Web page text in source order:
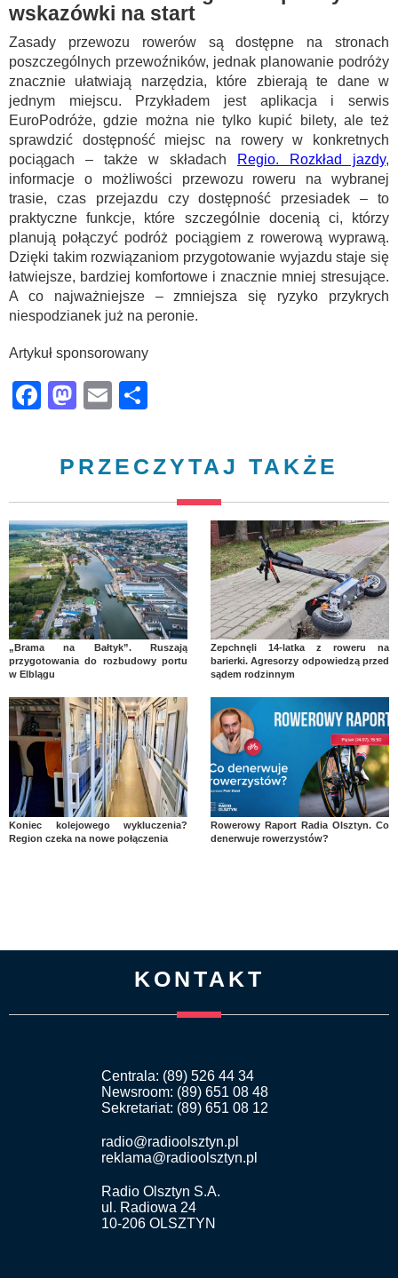
wskazówki na start
Zasady przewozu rowerów są dostępne na stronach
poszczególnych przewoźników, jednak planowanie podróży
znacznie ułatwiają narzędzia, które zbierają te dane w
jednym miejscu. Przykładem jest aplikacja i serwis
EuroPodróże, gdzie można nie tylko kupić bilety, ale też
sprawdzić dostępność miejsc na rowery w konkretnych
pociągach – także w składach
Regio. Rozkład jazdy,
informacje o możliwości przewozu roweru na wybranej
trasie, czas przejazdu czy dostępność przesiadek – to
praktyczne funkcje, które szczególnie docenią ci, którzy
planują połączyć podróż pociągiem z rowerową wyprawą.
Dzięki takim rozwiązaniom przygotowanie wyjazdu staje się
łatwiejsze, bardziej komfortowe i znacznie mniej stresujące.
A co najważniejsze – zmniejsza się ryzyko przykrych
niespodzianek już na peronie.
Artykuł sponsorowany
Facebook
Mastodon
Email
PRZECZYTAJ TAKŻE
„Brama na Bałtyk”. Ruszają
przygotowania do rozbudowy portu
w Elblągu
Zepchnęli 14-latka z roweru na
barierki. Agresorzy odpowiedzą przed
sądem rodzinnym
Koniec kolejowego wykluczenia?
Region czeka na nowe połączenia
Rowerowy Raport Radia Olsztyn. Co
denerwuje rowerzystów?
KONTAKT
Centrala: (89) 526 44 34
Newsroom: (89) 651 08 48
Sekretariat: (89) 651 08 12
radio@radioolsztyn.pl
reklama@radioolsztyn.pl
Radio Olsztyn S.A.
ul. Radiowa 24
10-206 OLSZTYN